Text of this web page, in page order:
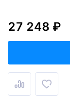
27 248 ₽